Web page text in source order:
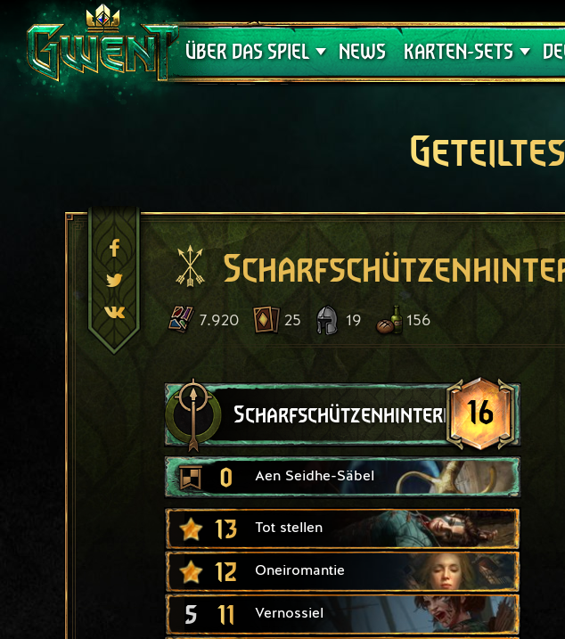
ÜBER DAS SPIEL
Support
NEWS KARTEN-SETS
Crimson Curse
Geteiltes
7.920 25 19 156
Scharfschützenhinterhalt16
0 Aen Seidhe-Säbel
13 Tot stellen
12 Oneiromantie
5 11 Vernossiel